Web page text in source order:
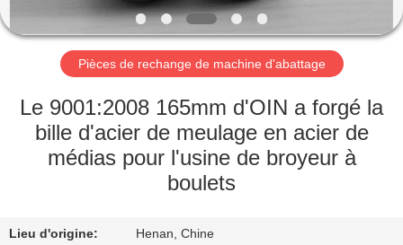
AU
SUJET
DE
NOUS
Pièces de rechange de machine d'abattage
Le 9001:2008 165mm d'OIN a forgé la
bille d'acier de meulage en acier de
médias pour l'usine de broyeur à
boulets
Lieu d'origine: Henan, Chine